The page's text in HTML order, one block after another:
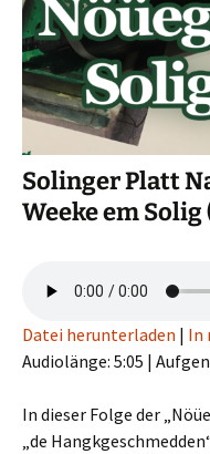
Solinger Platt
Weeke em Solig
Datei herunterladen | In
Audiolänge: 5:05 |
In dieser Folge der
„de